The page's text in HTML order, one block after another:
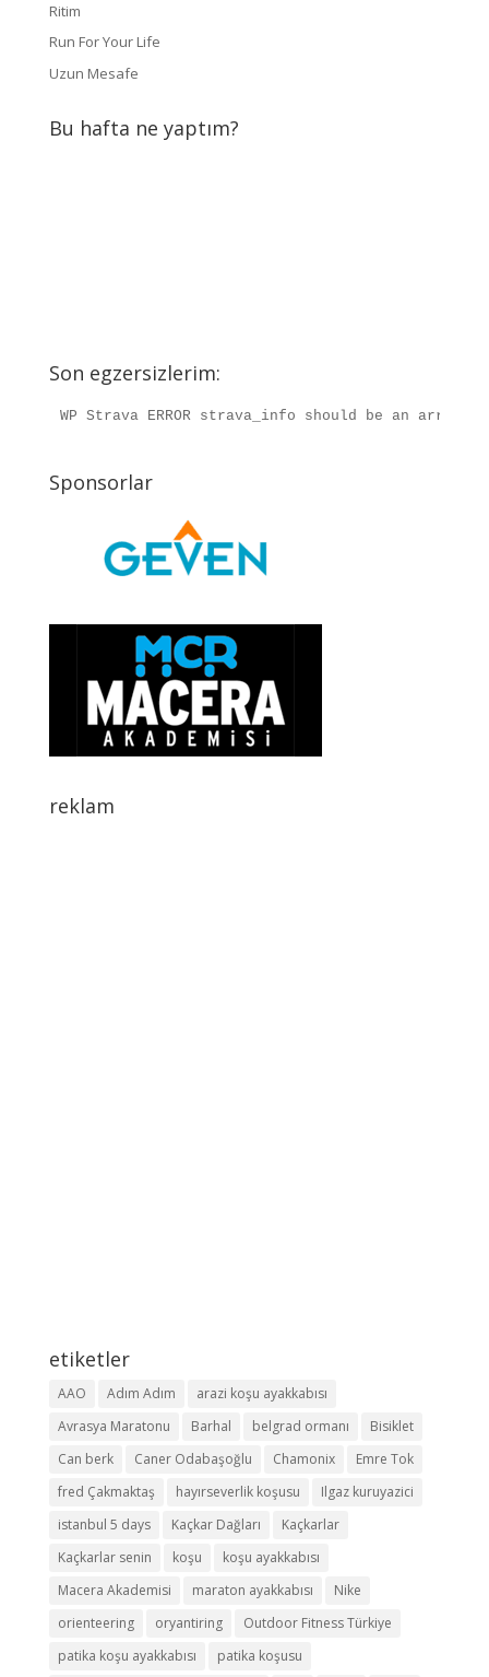
Ritim
Run For Your Life
Uzun Mesafe
Bu hafta ne yaptım?
Son egzersizlerim:
WP Strava ERROR strava_info should be an
Sponsorlar
reklam
etiketler
AAO Adım Adım
arazi koşu ayakkabısı
Avrasya Maratonu
Barhal belgrad ormanı
Bisiklet
Can berk
Caner Odabaşoğlu Chamonix
Emre Tok
fred Çakmaktaş
hayırseverlik koşusu
Ilgaz kuruyazici
istanbul 5 days
Kaçkar Dağları
Kaçkarlar
Kaçkarlar senin
koşu
koşu ayakkabısı
Macera Akademisi
maraton ayakkabısı
Nike
orienteering
oryantiring
Outdoor Fitness Türkiye
patika koşu ayakkabısı
patika koşusu